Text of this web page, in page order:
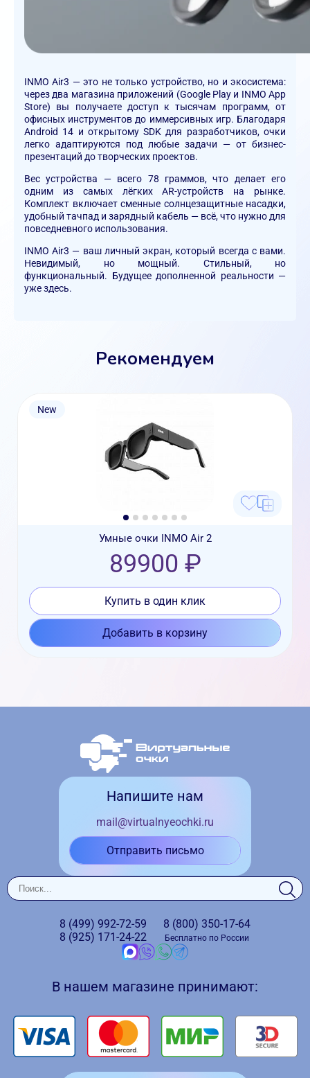
INMO Air3 — это не только устройство, но и экосистема:
через два магазина приложений (Google Play и INMO App
Store) вы получаете доступ к тысячам программ, от
офисных инструментов до иммерсивных игр. Благодаря
Android 14 и открытомуSDK для разработчиков, очки
легко адаптируются под любые задачи — от бизнес-
презентаций до творческих проектов.
Вес устройства — всего 78 граммов, что делает его
одним из самых лёгких AR-устройств на рынке.
Комплект включает сменные солнцезащитные насадки,
удобный тачпад и зарядный кабель — всё, что нужно для
повседневного использования.
INMO Air3 — ваш личный экран, который всегда с вами.
Невидимый, но мощный. Стильный, но
функциональный. Будущее дополненной реальности —
уже здесь.
Рекомендуем
New
Умные очки INMO Air 2
89900 ₽
Купить в один клик
Добавить в корзину
Напишите нам
mail@virtualnyeochki.ru
Отправить письмо
8 (499) 992-72-59
8 (925) 171-24-22
8 (800) 350-17-64
Бесплатно по России
В нашем магазине принимают: